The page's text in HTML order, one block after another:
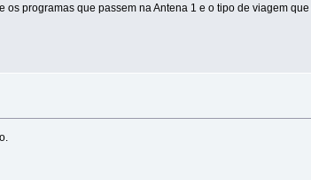
programas que passem na Antena 1 e o tipo de viagem